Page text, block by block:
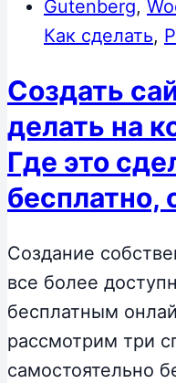
Gutenberg,
Как сделать,
Создать
делать на
Где это
бесплатно,
Создание
все более
бесплатным
рассмотрим три
самостоятельно